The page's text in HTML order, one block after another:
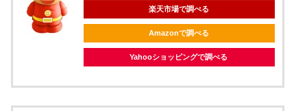
楽天市場で調べる
Amazonで調べる
Yahooショッピングで調べる